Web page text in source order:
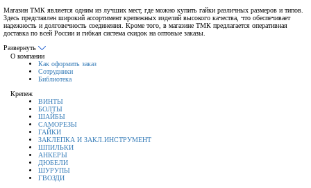
Магазин ТМК является одним из лучших мест, где можно купить гайки различных размеров и типов.
Здесь представлен широкий ассортимент крепежных изделий высокого качества, что обеспечивает
надежность и долговечность соединения. Кроме того, в магазине ТМК предлагается оперативная
доставка по всей России и гибкая система скидок на оптовые заказы.
Развернуть
О компании
Как оформить заказ
Сотрудники
Библиотека
Крепеж
ВИНТЫ
БОЛТЫ
ШАЙБЫ
САМОРЕЗЫ
ГАЙКИ
ЗАКЛЕПКА И ЗАКЛ.ИНСТРУМЕНТ
ШПИЛЬКИ
АНКЕРЫ
ДЮБЕЛИ
ШУРУПЫ
ГВОЗДИ